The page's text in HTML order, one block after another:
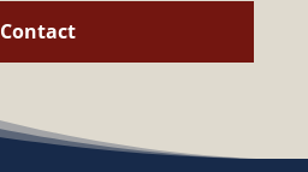
Contact